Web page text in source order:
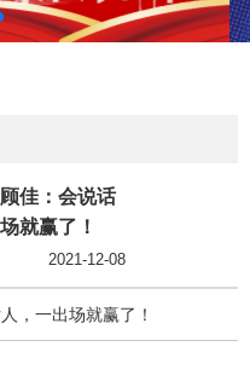
佳：会说话
就赢了！
2021-12-08
，一出场就赢了！